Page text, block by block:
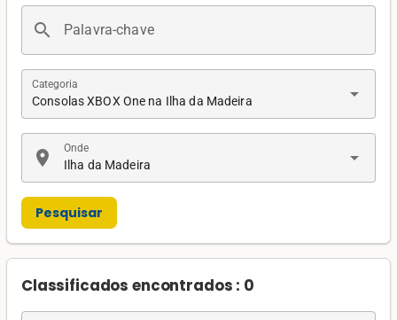
search Palavra-chave
Consolas XBOX One na Ilha da Madeira
Categoria arrow_drop_down
location_on Ilha da Madeira
Onde arrow_drop_down
Pesquisar
Classificados encontrados : 0